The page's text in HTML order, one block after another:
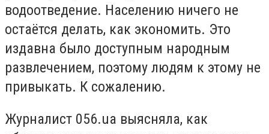
водоотведение. Населению ничего не
остаётся делать, как экономить. Это
издавна было доступным народным
развлечением, поэтому людям к этому не
привыкать. К сожалению.
Журналист 056.ua выясняла, как